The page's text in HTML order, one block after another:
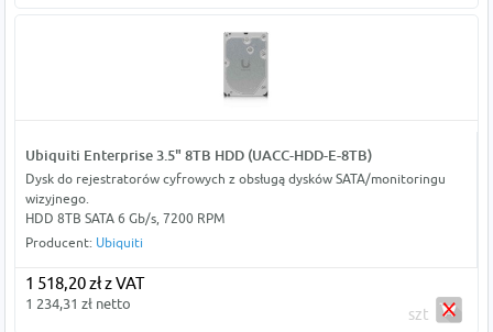
Ubiquiti Enterprise 3.5" 8TB HDD (UACC-HDD-E-8TB)
Dysk do rejestratorów cyfrowych z obsługą dysków SATA/monitoringu
wizyjnego.
HDD 8TB SATA 6 Gb/s, 7200 RPM
Producent: Ubiquiti
1 518,20 zł z VAT
1 234,31 zł netto
szt